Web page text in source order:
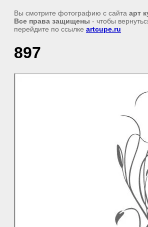
Вы смотрите фотографию с сайта арт
Все права защищены - чтобы
перейдите по ссылке artcupe.ru
897